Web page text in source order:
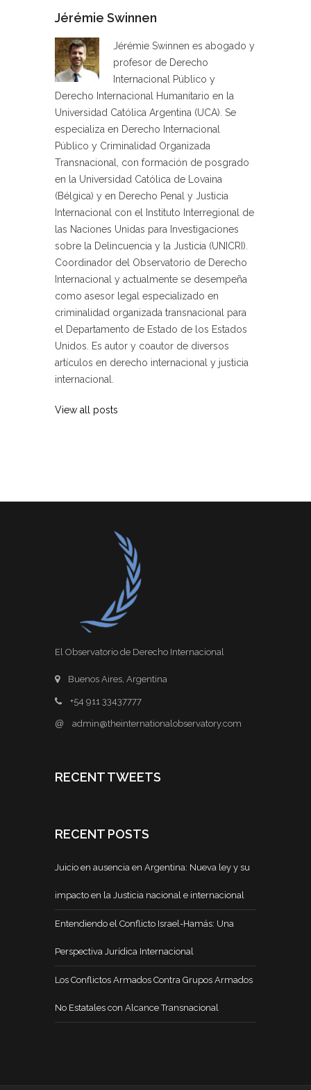
Jérémie Swinnen
Jérémie Swinnen es abogado y
profesor de Derecho
Internacional Público y
Derecho Internacional Humanitario en la
Universidad Católica Argentina (UCA). Se
especializa en Derecho Internacional
Público y Criminalidad Organizada
Transnacional, con formación de posgrado
en la Universidad Católica de Lovaina
(Bélgica) y en Derecho Penal y Justicia
Internacional con el Instituto Interregional de
las Naciones Unidas para Investigaciones
sobre la Delincuencia y la Justicia (UNICRI).
Coordinador del Observatorio de Derecho
Internacional y actualmente se desempeña
como asesor legal especializado en
criminalidad organizada transnacional para
el Departamento de Estado de los Estados
Unidos. Es autor y coautor de diversos
artículos en derecho internacional y justicia
internacional.
View all posts
El Observatorio de Derecho Internacional
Buenos Aires, Argentina
+54 911 33437777
@ admin@theinternationalobservatory.com
RECENT TWEETS
RECENT POSTS
Juicio en ausencia en Argentina: Nueva ley y su
impacto en la Justicia nacional e internacional
Entendiendo el Conflicto Israel-Hamás: Una
Perspectiva Jurídica Internacional
Los Conflictos Armados Contra Grupos Armados
No Estatales con Alcance Transnacional